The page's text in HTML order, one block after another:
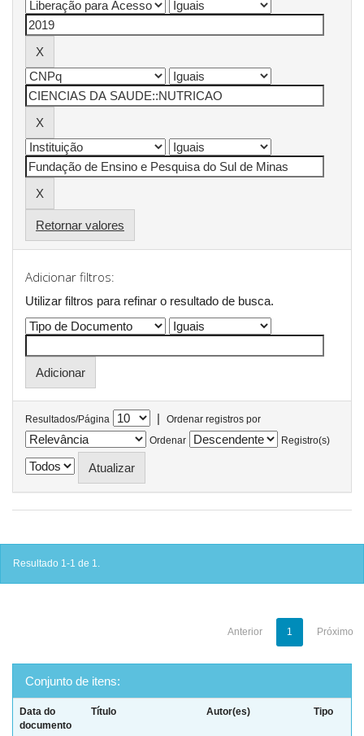
Retornar valores
Adicionar filtros:
Utilizar filtros para refinar o resultado de busca.
Resultados/Página |
Ordenar registros por
Ordenar
Registro(s)
Resultado 1-1 de 1.
Anterior 1 Próximo
Conjunto de itens:
Data do
documento
Título Autor(es) Tipo